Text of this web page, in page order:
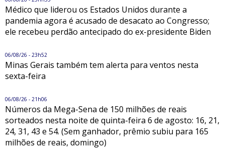
Médico que liderou os Estados Unidos durante a
pandemia agora é acusado de desacato ao Congresso;
ele recebeu perdão antecipado do ex-presidente Biden
06/08/26 - 23h52
Minas Gerais também tem alerta para ventos nesta
sexta-feira
06/08/26 - 21h06
Números da Mega-Sena de 150 milhões de reais
sorteados nesta noite de quinta-feira 6 de agosto: 16, 21,
24, 31, 43 e 54. (Sem ganhador, prêmio subiu para 165
milhões de reais, domingo)